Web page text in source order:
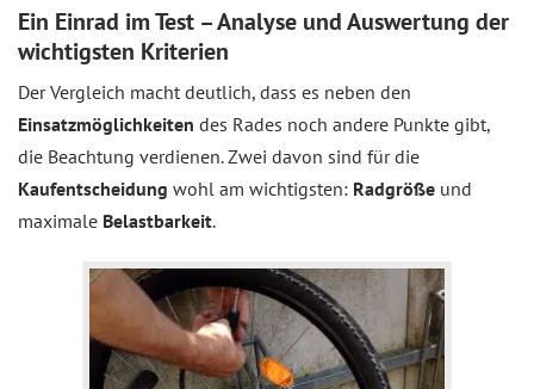
Ein Einrad im Test – Analyse und Auswertung der
wichtigsten Kriterien
Der Vergleich macht deutlich, dass es neben den
Einsatzmöglichkeiten des Rades noch andere Punkte gibt,
die Beachtung verdienen. Zwei davon sind für die
Kaufentscheidung wohl am wichtigsten: Radgröße und
maximale Belastbarkeit.